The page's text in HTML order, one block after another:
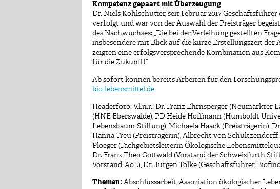
Kompetenz gepaart mit Überzeugung
Dr. Niels Kohlschütter, seit Februar 2017
verfolgt und war von der Auswahl der Preisträger
des Nachwuchses: „Die bei der Verleihung gestellten
insbesondere mit Blick auf die kurze Erstellungszeit
zeigten eine erfolgsversprechende Kombination aus
für die Zukunft!“
Ab sofort können bereits Arbeiten für den
bio-lebensmittel.de
Headerfoto: V.l.n.r.: Dr. Franz Ehrnsperger (Neumarkter
(HNE Eberswalde), PD Heide Hoffmann (Humboldt
Lebensbaum-Stiftung), Michaela Haack (Preisträgerin),
Hanna Treu (Preisträgerin), Albrecht von
Ploeger (Fachgebietsleiterin Ökologische
Dr. Franz-Theo Gottwald (Vorstand der Schweisfurth
Vorstand, AöL), Dr. Jürgen Tölke (Geschäftsführer,
Themen: Abschlussarbeit, Assoziation ökologischer